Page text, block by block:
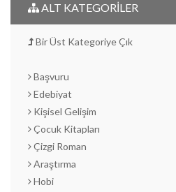
ALT KATEGORİLER
Bir Üst Kategoriye Çık
Başvuru
Edebiyat
Kişisel Gelişim
Çocuk Kitapları
Çizgi Roman
Araştırma
Hobi